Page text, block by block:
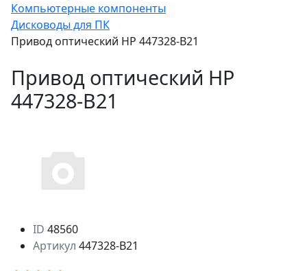
Компьютерные компоненты
Дисководы для ПК
Привод оптический HP 447328-B21
Привод оптический HP
447328-B21
ID 48560
Артикул 447328-B21